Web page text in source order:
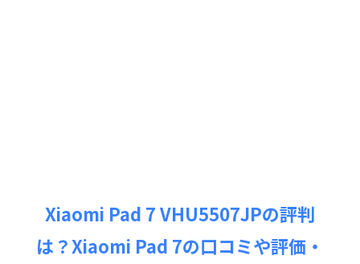
Xiaomi Pad 7 VHU5507JPの評判
は？Xiaomi Pad 7の口コミや評価・